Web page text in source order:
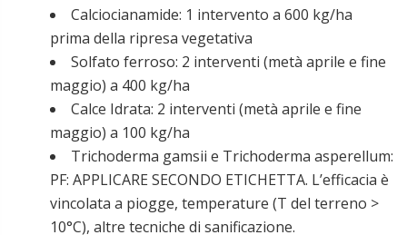
Calciocianamide: 1 intervento a 600 kg/ha
prima della ripresa vegetativa
Solfato ferroso: 2 interventi (metà aprile e fine
maggio) a 400 kg/ha
Calce Idrata: 2 interventi (metà aprile e fine
maggio) a 100 kg/ha
Trichoderma gamsii e Trichoderma asperellum:
PF: APPLICARE SECONDO ETICHETTA. L’efficacia è
vincolata a piogge, temperature (T del terreno >
10°C), altre tecniche di sanificazione.